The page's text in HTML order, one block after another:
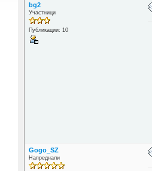
bg2
Участници
Публикации: 10
Gogo_SZ
Напреднали